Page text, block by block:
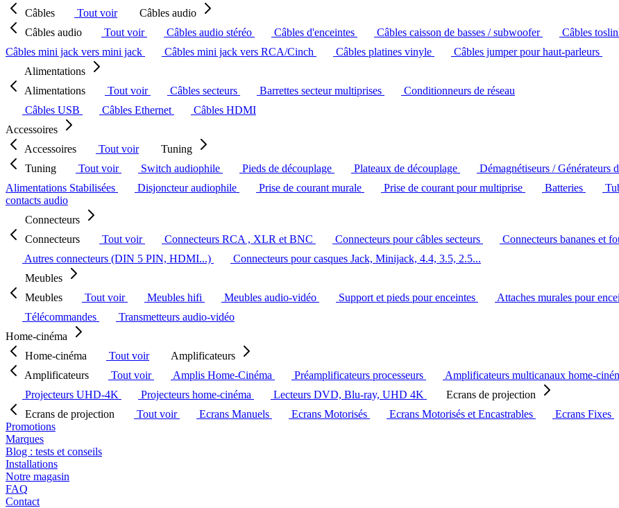
Câbles
Tout voir
Câbles audio
Câbles audio
Tout voir Câbles audio stéréo Câbles d'enceintes Câbles caisson de basses / subwoofer Câbles
Câbles mini jack vers mini jack
Câbles mini jack vers RCA/Cinch Câbles platines vinyle Câbles jumper pour haut-parleurs
Alimentations
Alimentations
Tout voir Câbles secteurs Barrettes secteur multiprises
Conditionneurs de réseau
Câbles USB
Câbles Ethernet
Câbles HDMI
Accessoires
Accessoires
Tout voir
Tuning
Tuning
Tout voir Switch audiophile Pieds de découplage Plateaux de découplage Démagnétiseurs / Générateurs
Alimentations Stabilisées
Disjoncteur audiophile Prise de courant murale Prise de courant pour multiprise Batteries
contacts audio
Connecteurs
Connecteurs
Tout voir Connecteurs RCA , XLR et BNC Connecteurs pour câbles secteurs Connecteurs bananes et
Autres connecteurs (DIN 5 PIN, HDMI...)
Connecteurs pour casques Jack, Minijack, 4.4, 3.5, 2.5...
Meubles
Meubles
Tout voir Meubles hifi Meubles audio-vidéo Support et pieds pour enceintes Attaches murales pour
Télécommandes
Transmetteurs audio-vidéo
Home-cinéma
Home-cinéma
Tout voir
Amplificateurs
Amplificateurs
Tout voir Amplis Home-Cinéma Préamplificateurs processeurs
Amplificateurs multicanaux home-
Projecteurs UHD-4K
Projecteurs home-cinéma Lecteurs DVD, Blu-ray, UHD 4K
Ecrans de projection
Ecrans de projection
Tout voir Ecrans Manuels Ecrans Motorisés Ecrans Motorisés et Encastrables Ecrans Fixes
Promotions
Marques
Blog : tests et conseils
Installations
Notre magasin
FAQ
Contact